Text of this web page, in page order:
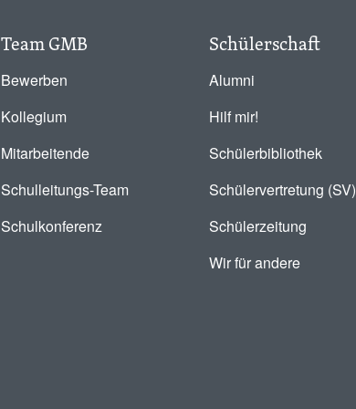
Team GMB
Bewerben
Kollegium
Mitarbeitende
Schulleitungs-Team
Schulkonferenz
Schülerschaft
Alumni
Hilf mir!
Schülerbibliothek
Schülervertretung (SV)
Schülerzeitung
Wir für andere